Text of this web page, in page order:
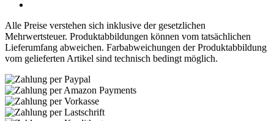
Alle Preise verstehen sich inklusive der gesetzlichen
Mehrwertsteuer. Produktabbildungen können vom tatsächlichen
Lieferumfang abweichen. Farbabweichungen der Produktabbildung
vom gelieferten Artikel sind technisch bedingt möglich.